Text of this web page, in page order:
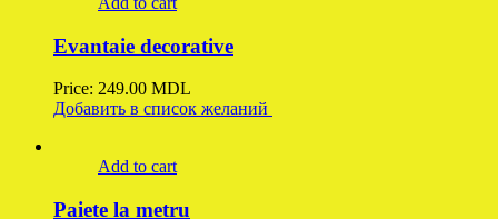
Evantaie decorative
Price: 249.00 MDL
Добавить в список желаний
Add to cart
Paiete la metru